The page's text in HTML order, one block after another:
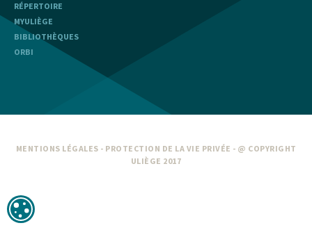
RÉPERTOIRE
MYULIÈGE
BIBLIOTHÈQUES
ORBI
MENTIONS LÉGALES - PROTECTION DE LA VIE PRIVÉE - @ COPYRIGHT
ULIÈGE 2017